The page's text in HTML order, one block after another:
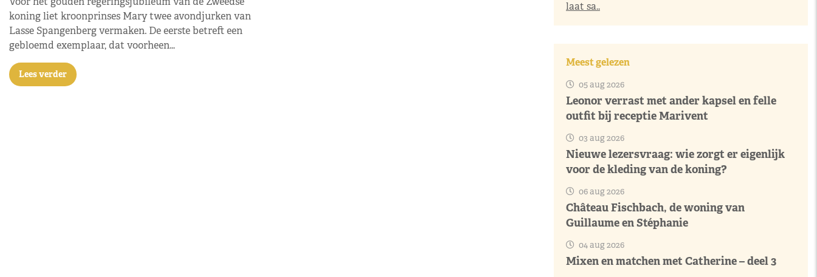
koning liet kroonprinses Mary twee avondjurken van
Lasse Spangenberg vermaken. De eerste betreft een
gebloemd exemplaar, dat voorheen…
Lees verder
laat sa..
Meest gelezen
05 aug 2026
Leonor verrast met ander kapsel en felle
outfit bij receptie Marivent
03 aug 2026
Nieuwe lezersvraag: wie zorgt er eigenlijk
voor de kleding van de koning?
06 aug 2026
Château Fischbach, de woning van
Guillaume en Stéphanie
04 aug 2026
Mixen en matchen met Catherine – deel 3